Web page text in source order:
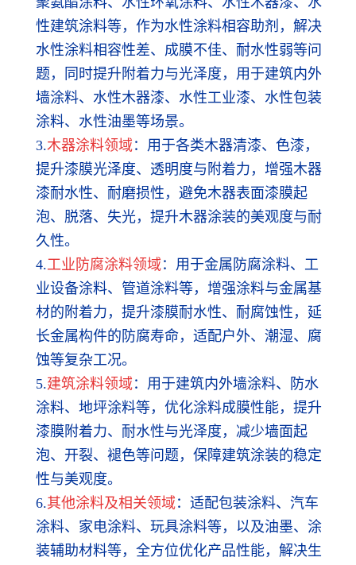
性建筑涂料等，作为水性涂料相容助剂，解决
水性涂料相容性差、成膜不佳、耐水性弱等问
题，同时提升附着力与光泽度，用于建筑内外
墙涂料、水性木器漆、水性工业漆、水性包装
涂料、水性油墨等场景。
3.木器涂料领域 ：用于各类木器清漆、色漆，
提升漆膜光泽度、透明度与附着力，增强木器
漆耐水性、耐磨损性，避免木器表面漆膜起
泡、脱落、失光，提升木器涂装的美观度与耐
久性。
4.工业防腐涂料领域 ：用于金属防腐涂料、工
业设备涂料、管道涂料等，增强涂料与金属基
材的附着力，提升漆膜耐水性、耐腐蚀性，延
长金属构件的防腐寿命，适配户外、潮湿、腐
蚀等复杂工况。
5.建筑涂料领域 ：用于建筑内外墙涂料、防水
涂料、地坪涂料等，优化涂料成膜性能，提升
漆膜附着力、耐水性与光泽度，减少墙面起
泡、开裂、褪色等问题，保障建筑涂装的稳定
性与美观度。
6.其他涂料及相关领域 ：适配包装涂料、汽车
涂料、家电涂料、玩具涂料等，以及油墨、涂
装辅助材料等，全方位优化产品性能，解决生